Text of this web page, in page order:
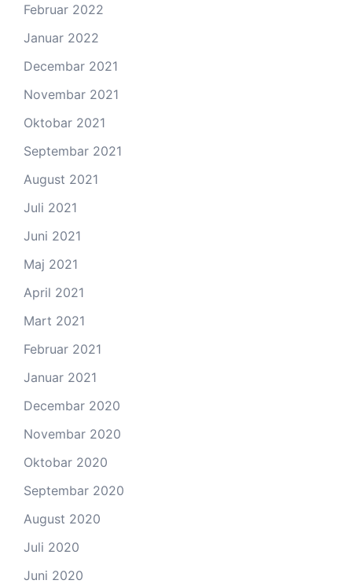
Februar 2022
Januar 2022
Decembar 2021
Novembar 2021
Oktobar 2021
Septembar 2021
August 2021
Juli 2021
Juni 2021
Maj 2021
April 2021
Mart 2021
Februar 2021
Januar 2021
Decembar 2020
Novembar 2020
Oktobar 2020
Septembar 2020
August 2020
Juli 2020
Juni 2020